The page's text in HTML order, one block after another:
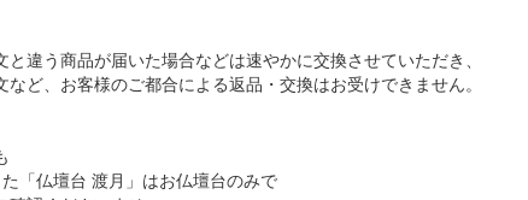
違う商品が届いた場合などは速やかに交換させていただき、
ど、お客様のご都合による返品・交換はお受けできません。
仏壇台 渡月」はお仏壇台のみで